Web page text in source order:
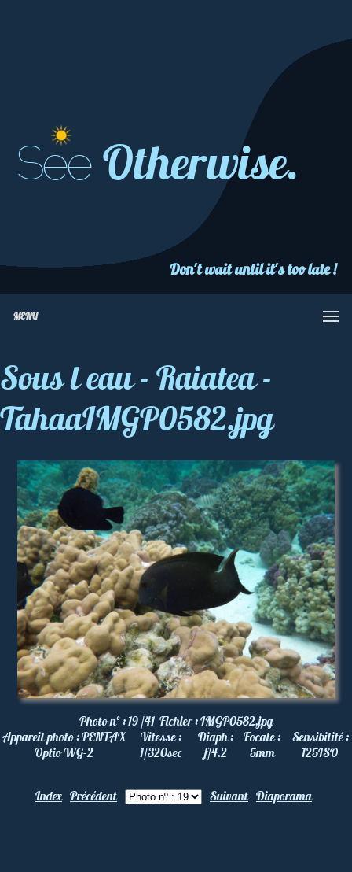
See Otherwise.
Don't wait until it's too late !
MENU
Sous l eau - Raiatea -
TahaaIMGP0582.jpg
Photo nº :19 /41 Fichier :IMGP0582.jpg
Appareil photo :PENTAX
Optio WG-2
Vitesse :
1/320sec
Diaph :
f/4.2
Focale :
5mm
Sensibilité :
125ISO
Index Précédent Suivant Diaporama